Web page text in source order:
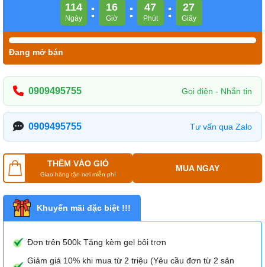
114
Ngày : 16
Giờ : 47
Phút : 26
Giây
Đang mở bán
0909495755 Gọi điện - Nhắn tin
0909495755 Tư vấn qua Zalo
THÊM VÀO GIỎ
Giao hàng tận nơi miễn phí
MUA NGAY
Khuyến mãi đặc biệt !!!
Đơn trên 500k Tặng kèm gel bôi trơn
Giảm giá 10% khi mua từ 2 triệu (Yêu cầu đơn từ 2 sản